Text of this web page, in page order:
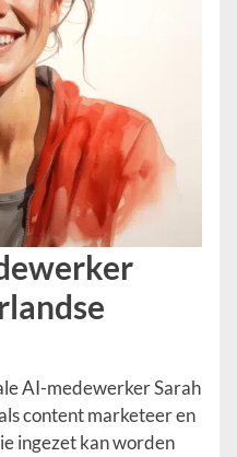
AI-medewerker Sarah
content marketeer en
ingezet kan worden